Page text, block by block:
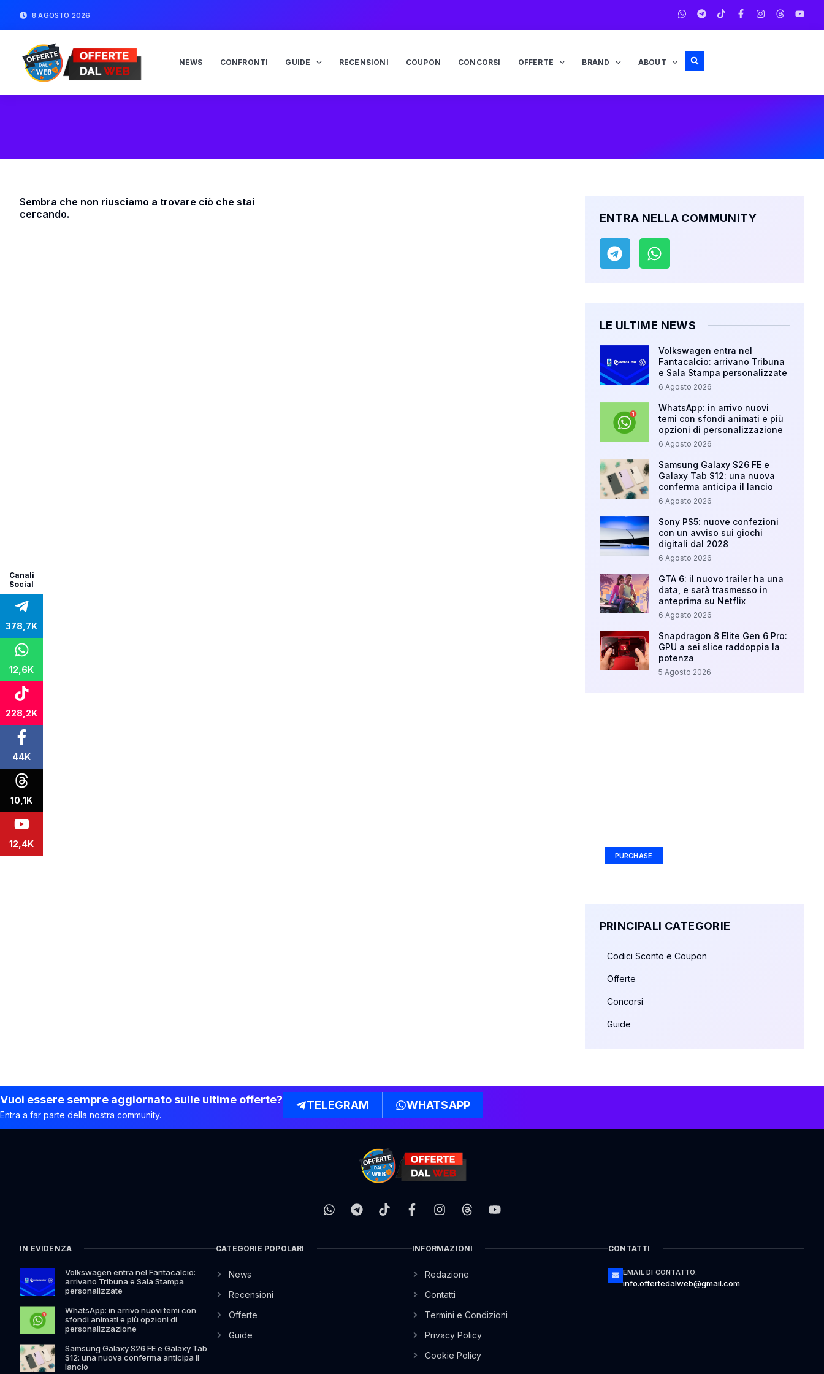
8 AGOSTO 2026
NEWS CONFRONTI GUIDE RECENSIONI COUPON CONCORSI OFFERTE BRAND ABOUT
Canali
Social
378,7K
12,6K
228,2K
44K
10,1K
12,4K
Sembra che non riusciamo a trovare ciò che stai
cercando.
ENTRA NELLA COMMUNITY
LE ULTIME NEWS
Volkswagen entra nel
Fantacalcio: arrivano Tribuna
e Sala Stampa personalizzate
6 Agosto 2026
WhatsApp: in arrivo nuovi
temi con sfondi animati e più
opzioni di personalizzazione
6 Agosto 2026
Samsung Galaxy S26 FE e
Galaxy Tab S12: una nuova
conferma anticipa il lancio
6 Agosto 2026
Sony PS5: nuove confezioni
con un avviso sui giochi
digitali dal 2028
6 Agosto 2026
GTA 6: il nuovo trailer ha una
data, e sarà trasmesso in
anteprima su Netflix
6 Agosto 2026
Snapdragon 8 Elite Gen 6 Pro:
GPU a sei slice raddoppia la
potenza
5 Agosto 2026
PURCHASE
PRINCIPALI CATEGORIE
Codici Sconto e Coupon
Offerte
Concorsi
Guide
Vuoi essere sempre aggiornato sulle ultime offerte?
Entra a far parte della nostra community.
TELEGRAM WHATSAPP
IN EVIDENZA
Volkswagen entra nel Fantacalcio:
arrivano Tribuna e Sala Stampa
personalizzate
WhatsApp: in arrivo nuovi temi con
sfondi animati e più opzioni di
personalizzazione
Samsung Galaxy S26 FE e Galaxy Tab
S12: una nuova conferma anticipa il
lancio
CATEGORIE POPOLARI
News
Recensioni
Offerte
Guide
INFORMAZIONI
Redazione
Contatti
Termini e Condizioni
Privacy Policy
Cookie Policy
CONTATTI
EMAIL DI CONTATTO:
info.offertedalweb@gmail.com